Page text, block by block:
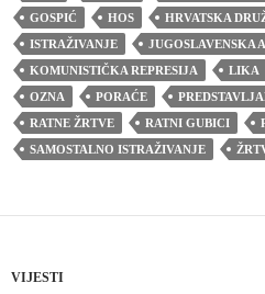
GOSPIĆ
HOS
HRVATSKA
ISTRAŽIVANJE
JUGOSLAVENSKA
KOMUNISTIČKA REPRESIJA
LIKA
OZNA
PORAĆE
RATNE ŽRTVE
RATNI GUBICI
SAMOSTALNO ISTRAŽIVANJE
VIJESTI